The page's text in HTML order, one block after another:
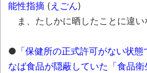
体験談：仕事で同じビルの
グループ会社の嫁子 [ほのぼ
かなりお姉さんになったね
能性指摘 (えごん)
ま、たしかに晒したことに違い
● 「保健所の正式許可がない状
なば食品が隠蔽していた「食品